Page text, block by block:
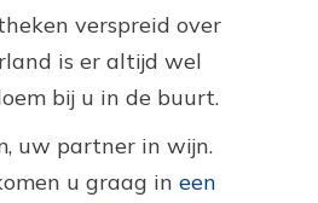
verspreid over
is er altijd wel
bij u in de buurt.
uw partner in wijn.
u graag in een